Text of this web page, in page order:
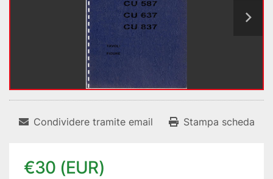
Condividere tramite email Stampa scheda
€30 (EUR)